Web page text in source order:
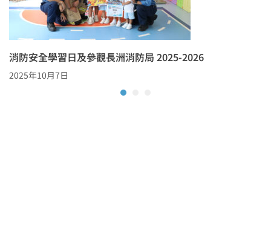
消防安全學習日及參觀長洲消防局 2025-2026
2025年10月7日